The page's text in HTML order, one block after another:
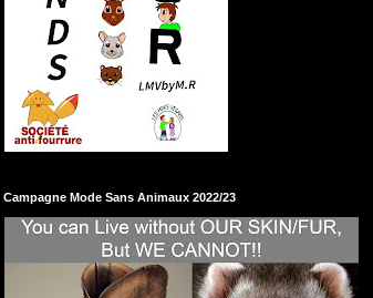
Campagne Mode Sans Animaux 2022/23